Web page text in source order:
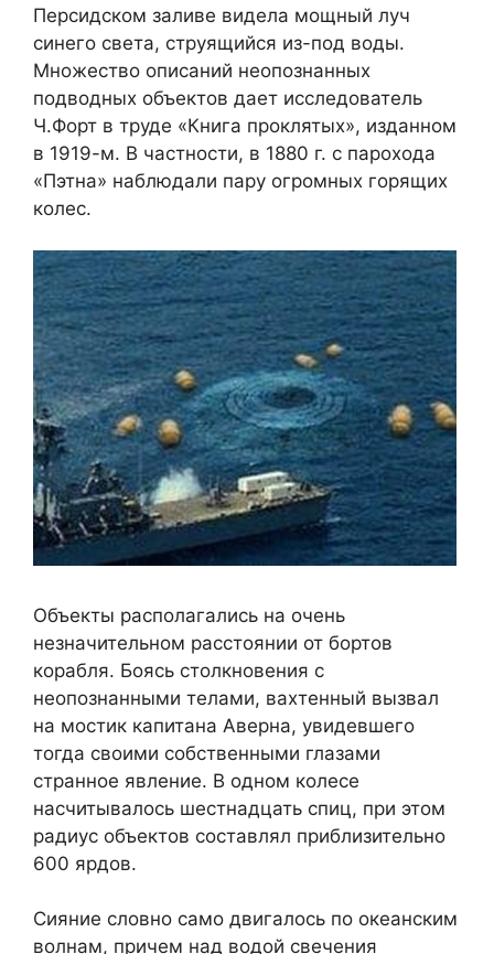
Персидском заливе видела мощный луч
синего света, струящийся из-под воды.
Множество описаний неопознанных
подводных объектов дает исследователь
Ч.Форт в труде «Книга проклятых», изданном
в 1919-м. В частности, в 1880 г. с парохода
«Пэтна» наблюдали пару огромных горящих
колес.
Объекты располагались на очень
незначительном расстоянии от бортов
корабля. Боясь столкновения с
неопознанными телами, вахтенный вызвал
на мостик капитана Аверна, увидевшего
тогда своими собственными глазами
странное явление. В одном колесе
насчитывалось шестнадцать спиц, при этом
радиус объектов составлял приблизительно
600 ярдов.
Сияние словно само двигалось по океанским
волнам, причем над водой свечения